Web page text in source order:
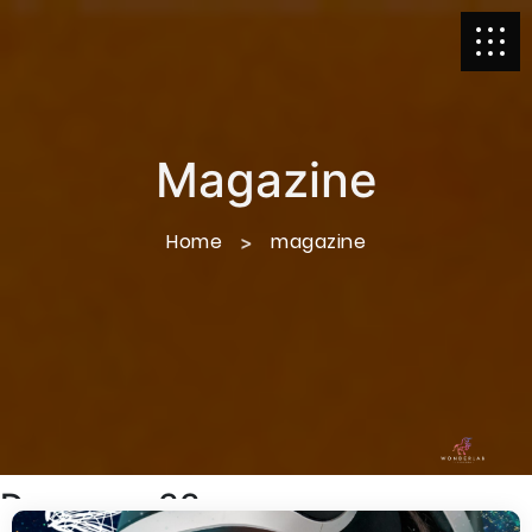
Magazine
Home magazine
Dreams n.33